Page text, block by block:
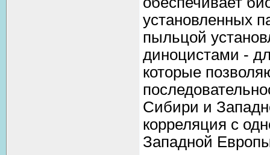
установленных
пыльцой
диноцистами -
которые
Сибири и
корреляция с
Западной